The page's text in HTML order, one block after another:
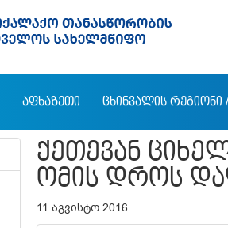
ᲐᲤᲮᲐᲖᲔᲗᲘ ᲪᲮᲘᲜᲕᲐᲚᲘᲡ ᲠᲔᲒᲘᲝᲜᲘ
ᲥᲔᲗᲔᲕᲐᲜ
ᲝᲛᲘᲡ ᲓᲠᲝᲡ
11 აგვისტო 2016